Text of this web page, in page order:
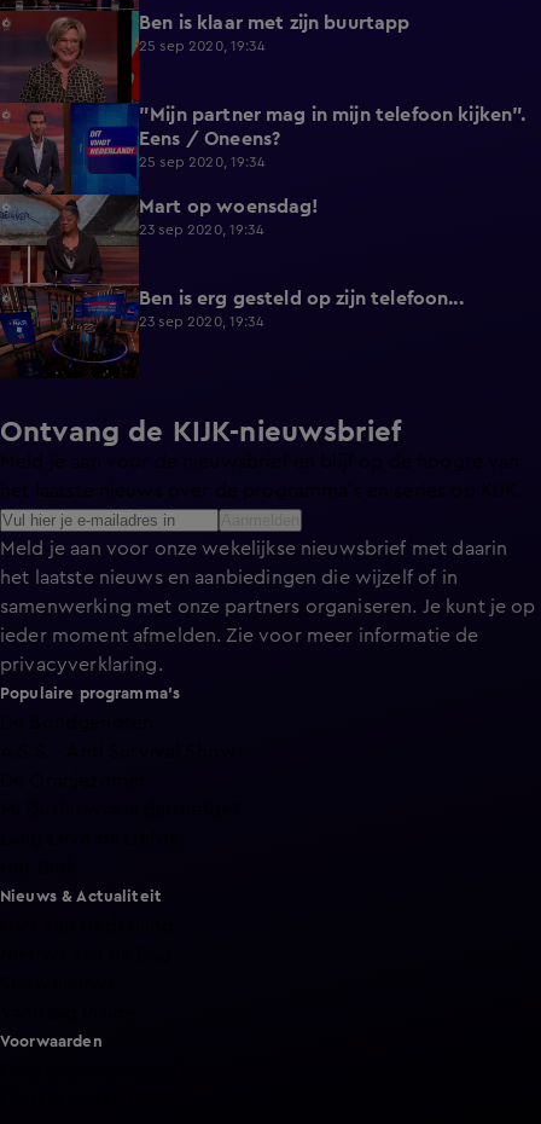
0:34 Ben is klaar met zijn buurtapp
25 sep 2020, 19:34
0:16
"Mijn partner mag in mijn telefoon kijken".
Eens / Oneens?
25 sep 2020, 19:34
4:00 Mart op woensdag!
23 sep 2020, 19:34
2:42 Ben is erg gesteld op zijn telefoon...
23 sep 2020, 19:34
Ontvang de KIJK-nieuwsbrief
Meld je aan voor de nieuwsbrief en blijf op de hoogte van
het laatste nieuws over de programma’s en series op KIJK.
Meld je aan voor onze wekelijkse nieuwsbrief met daarin
het laatste nieuws en aanbiedingen die wijzelf of in
samenwerking met onze partners organiseren. Je kunt je op
ieder moment afmelden. Zie voor meer informatie de
privacyverklaring.
Populaire programma's
Nieuws & Actualiteit
Voorwaarden